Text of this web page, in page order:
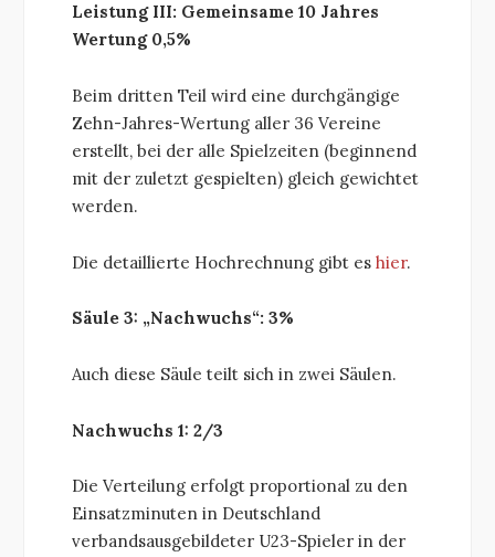
Leistung III: Gemeinsame 10 Jahres
Wertung 0,5%
Beim dritten Teil wird eine durchgängige
Zehn-Jahres-Wertung aller 36 Vereine
erstellt, bei der alle Spielzeiten (beginnend
mit der zuletzt gespielten) gleich gewichtet
werden.
Die detaillierte Hochrechnung gibt es hier.
Säule 3: „Nachwuchs“: 3%
Auch diese Säule teilt sich in zwei Säulen.
Nachwuchs 1: 2/3
Die Verteilung erfolgt proportional zu den
Einsatzminuten in Deutschland
verbandsausgebildeter U23-Spieler in der